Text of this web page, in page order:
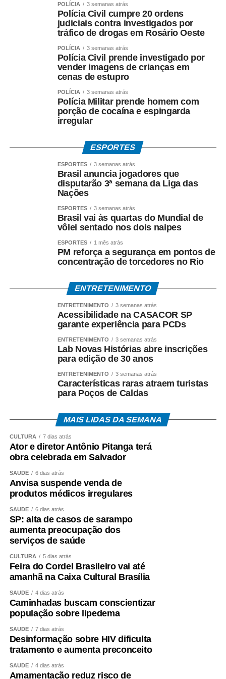
Silvana Cambiaghi, arquiteta e consultora de
acessibilidade da mostra desde 2005, destacou que a
acessibilidade não é tratada como adaptação pontual,
mas como conceito integrado ao planejamento e à
montagem dos ambientes: “Transformar a CASACOR em
uma mostra acessível é um processo que começa muito
antes da abertura ao público. A acessibilidade deve estar
presente em todas as fases, do projeto à execução, com
base nos princípios do Desenho Universal”, ressaltou,
Fantini e dos arquitetos Luis Fernando Estuqui e Marina
A iniciativa reforça a trajetória iniciada em 2006, quando
foram implementadas as primeiras adaptações – rampas,
tátil – e consolida a CASACOR como referência nacional
em arquitetura universal.
COMENTE ABAIXO:
WhatsApp
Facebook
Twitter
Messenger
LinkedIn
Share
POLÍCIA 3 semanas atrás
Polícia Civil cumpre 20 ordens
judiciais contra investigados por
tráfico de drogas em Rosário Oeste
POLÍCIA 3 semanas atrás
Polícia Civil prende investigado por
vender imagens de crianças em
cenas de estupro
POLÍCIA 3 semanas atrás
Polícia Militar prende homem com
porção de cocaína e espingarda
irregular
ESPORTES
ESPORTES 3 semanas atrás
Brasil anuncia jogadores que
disputarão 3ª semana da Liga das
Nações
ESPORTES 3 semanas atrás
Brasil vai às quartas do Mundial de
vôlei sentado nos dois naipes
ESPORTES 1 mês atrás
PM reforça a segurança em pontos de
concentração de torcedores no Rio
ENTRETENIMENTO
ENTRETENIMENTO 3 semanas atrás
Acessibilidade na CASACOR SP
garante experiência para PCDs
ENTRETENIMENTO 3 semanas atrás
Lab Novas Histórias abre inscrições
para edição de 30 anos
ENTRETENIMENTO 3 semanas atrás
Características raras atraem turistas
para Poços de Caldas
MAIS LIDAS DA SEMANA
CULTURA 7 dias atrás
Ator e diretor Antônio Pitanga terá
obra celebrada em Salvador
SAÚDE 6 dias atrás
Anvisa suspende venda de
produtos médicos irregulares
SAÚDE 6 dias atrás
SP: alta de casos de sarampo
aumenta preocupação dos
serviços de saúde
CULTURA 5 dias atrás
Feira do Cordel Brasileiro vai até
amanhã na Caixa Cultural Brasília
SAÚDE 4 dias atrás
Caminhadas buscam conscientizar
população sobre lipedema
SAÚDE 7 dias atrás
Desinformação sobre HIV dificulta
tratamento e aumenta preconceito
SAÚDE 4 dias atrás
Amamentação reduz risco de